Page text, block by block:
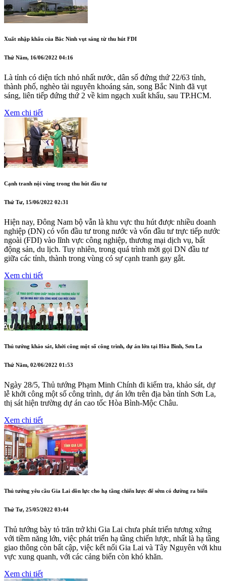
Xuất nhập khẩu của Bắc Ninh vụt sáng từ thu hút FDI
Thứ Năm, 16/06/2022 04:16
Là tỉnh có diện tích nhỏ nhất nước, dân số đứng thứ 22/63 tỉnh,
thành phố, nghèo tài nguyên khoáng sản, song Bắc Ninh đã vụt
sáng, liên tiếp đứng thứ 2 về kim ngạch xuất khẩu, sau TP.HCM.
Xem chi tiết
Cạnh tranh nội vùng trong thu hút đầu tư
Thứ Tư, 15/06/2022 02:31
Hiện nay, Đông Nam bộ vẫn là khu vực thu hút được nhiều doanh
nghiệp (DN) có vốn đầu tư trong nước và vốn đầu tư trực tiếp nước
ngoài (FDI) vào lĩnh vực công nghiệp, thương mại dịch vụ, bất
động sản, du lịch. Tuy nhiên, trong quá trình mời gọi DN đầu tư
giữa các tỉnh, thành trong vùng có sự cạnh tranh gay gắt.
Xem chi tiết
Thủ tướng khảo sát, khởi công một số công trình, dự án lớn tại Hòa Bình, Sơn La
Thứ Năm, 02/06/2022 01:53
Ngày 28/5, Thủ tướng Phạm Minh Chính đi kiểm tra, khảo sát, dự
lễ khởi công một số công trình, dự án lớn trên địa bàn tỉnh Sơn La,
thị sát hiện trường dự án cao tốc Hòa Bình-Mộc Châu.
Xem chi tiết
Thủ tướng yêu cầu Gia Lai dồn lực cho hạ tầng chiến lược để sớm có đường ra biển
Thứ Tư, 25/05/2022 03:44
Thủ tướng bày tỏ trăn trở khi Gia Lai chưa phát triển tương xứng
với tiềm năng lớn, việc phát triển hạ tầng chiến lược, nhất là hạ tầng
giao thông còn bất cập, việc kết nối Gia Lai và Tây Nguyên với khu
vực xung quanh, với các cảng biển còn khó khăn.
Xem chi tiết